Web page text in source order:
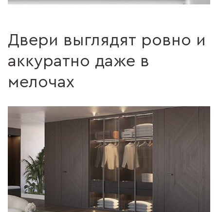
Двери выглядят ровно и
аккуратно даже в
мелочах